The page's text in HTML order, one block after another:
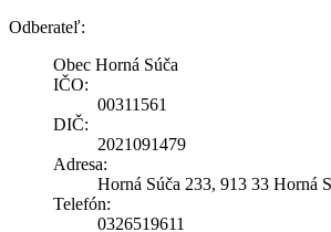
Odberateľ:
Obec Horná Súča
IČO:
00311561
DIČ:
2021091479
Adresa:
Horná Súča 233, 913 33 Horná
Telefón:
0326519611